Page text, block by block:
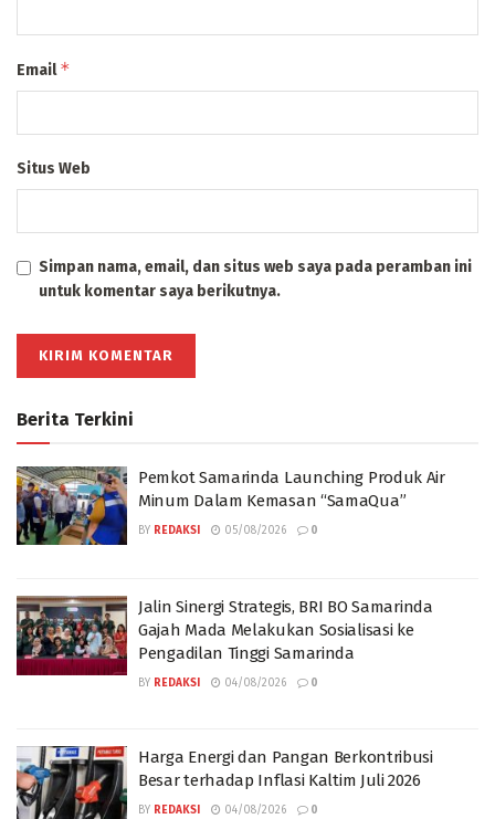
Email*
Situs Web
Simpan nama, email, dan situs web saya pada peramban ini
untuk komentar saya berikutnya.
Berita Terkini
Pemkot Samarinda Launching Produk Air
Minum Dalam Kemasan “SamaQua”
BY REDAKSI 05/08/2026 0
Jalin Sinergi Strategis, BRI BO Samarinda
Gajah Mada Melakukan Sosialisasi ke
Pengadilan Tinggi Samarinda
BY REDAKSI 04/08/2026 0
Harga Energi dan Pangan Berkontribusi
Besar terhadap Inflasi Kaltim Juli 2026
BY REDAKSI 04/08/2026 0